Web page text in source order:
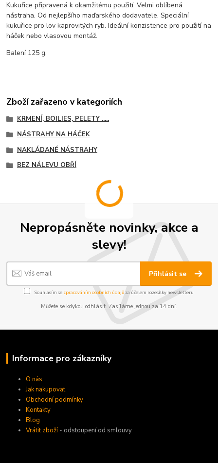
Kukuřice připravená k okamžitému použití. Velmi oblíbená
nástraha. Od nejlepšího maďarského dodavatele. Speciální
kukuřice pro lov kaprovitých ryb. Ideální konzistence pro použití na
háček nebo vlasovou montáž.
Balení 125 g.
Zboží zařazeno v kategoriích
KRMENÍ, BOILIES, PELETY .....
NÁSTRAHY NA HÁČEK
NAKLÁDANÉ NÁSTRAHY
BEZ NÁLEVU OBŘÍ
Nepropásněte novinky, akce a
slevy!
Přihlásit se
Souhlasím se zpracováním osobních údajůza účelem rozesílky newsletteru.
Můžete se kdykoli odhlásit. Zasíláme jednou za 14 dní.
Informace pro zákazníky
O nás
Jak nakupovat
Obchodní podmínky
Kontakty
Blog
Vrátit zboží- odstoupení od smlouvy